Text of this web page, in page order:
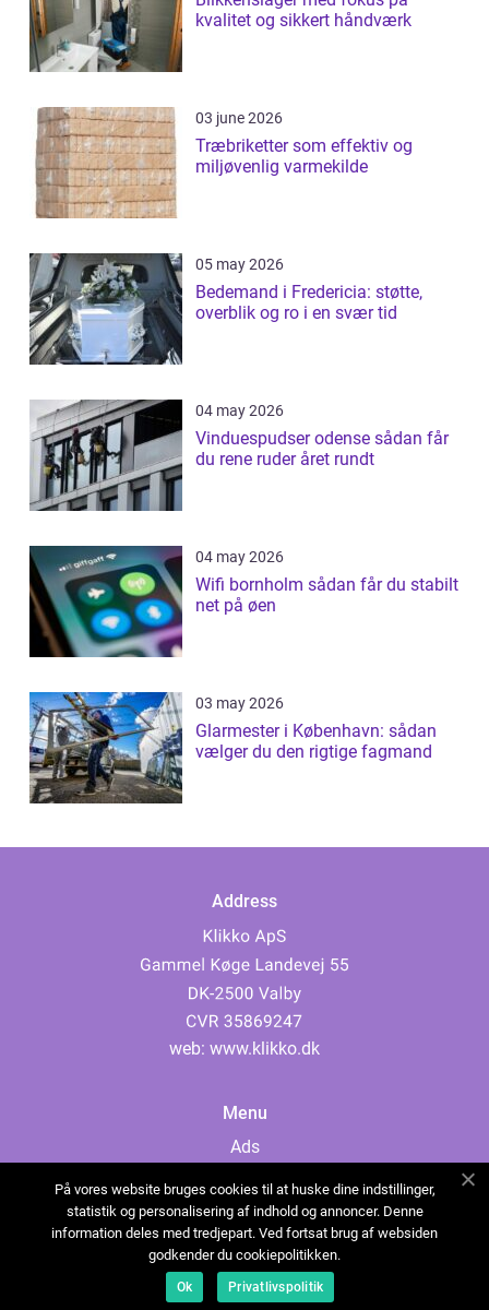
kvalitet og sikkert håndværk
03 june 2026
Træbriketter som effektiv og
miljøvenlig varmekilde
05 may 2026
Bedemand i Fredericia: støtte,
overblik og ro i en svær tid
04 may 2026
Vinduespudser odense sådan får
du rene ruder året rundt
04 may 2026
Wifi bornholm sådan får du stabilt
net på øen
03 may 2026
Glarmester i København: sådan
vælger du den rigtige fagmand
Address
web: www.klikko.dk
Menu
Ads
Cookies
Contact
Sitemap
På vores website bruges cookies til at huske dine indstillinger,
statistik og personalisering af indhold og annoncer. Denne
information deles med tredjepart. Ved fortsat brug af websiden
godkender du cookiepolitikken.
Ok Privatlivspolitik